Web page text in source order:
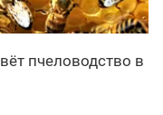
пчеловодство в